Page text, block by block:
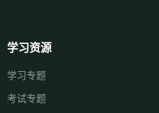
学习资源
学习专题
考试专题